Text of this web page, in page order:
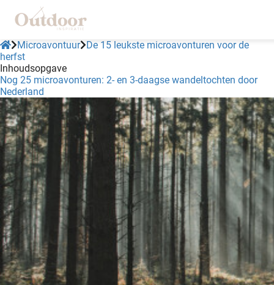
Microavontuur De 15 leukste microavonturen voor de
herfst
Inhoudsopgave
Nog 25 microavonturen: 2- en 3-daagse wandeltochten door
Nederland
om
te
Ze
gebruikt